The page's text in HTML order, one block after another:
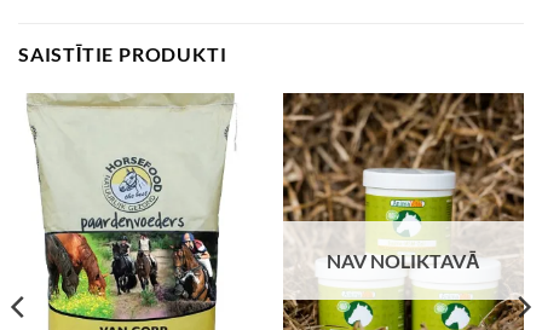
SAISTĪTIE PRODUKTI
NAV NOLIKTAVĀ